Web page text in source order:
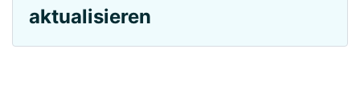
aktualisieren